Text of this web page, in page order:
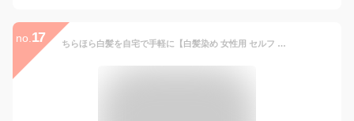
no. 17 ちらほら白髪を自宅で手軽に【白髪染め 女性用 セルフ ヘアカラー セット プレミアムトリートメント 付き COLORIS カラリス公式】 白髪も染まる おしゃれ染め 兼用カラーリング 毛染め ホームカラー ヘアケア 白髪ぼかし 低刺激